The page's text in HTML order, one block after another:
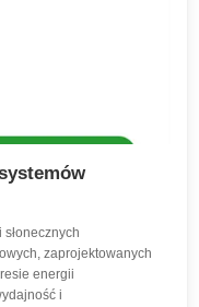
zaprojektowanych
energii
i